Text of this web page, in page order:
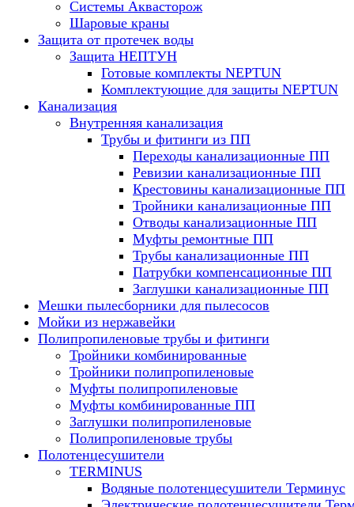
Системы Аквасторож
Шаровые краны
Защита от протечек воды
Защита НЕПТУН
Готовые комплекты NEPTUN
Комплектующие для защиты NEPTUN
Канализация
Внутренняя канализация
Трубы и фитинги из ПП
Переходы канализационные ПП
Ревизии канализационные ПП
Крестовины канализационные ПП
Тройники канализационные ПП
Отводы канализационные ПП
Муфты ремонтные ПП
Трубы канализационные ПП
Патрубки компенсационные ПП
Заглушки канализационные ПП
Мешки пылесборники для пылесосов
Мойки из нержавейки
Полипропиленовые трубы и фитинги
Тройники комбинированные
Тройники полипропиленовые
Муфты полипропиленовые
Муфты комбинированные ПП
Заглушки полипропиленовые
Полипропиленовые трубы
Полотенцесушители
TERMINUS
Водяные полотенцесушители Терминус